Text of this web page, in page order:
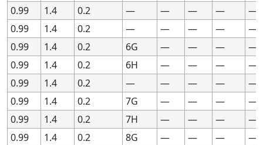
0.99
1.4 0.2 — — — —
—
0.99
1.4 0.2 — — — —
—
0.99
1.4 0.2 6G — — —
—
0.99
1.4 0.2 6H — — —
—
0.99
1.4 0.2 — — — —
—
0.99
1.4 0.2 7G — — —
—
0.99
1.4 0.2 7H — — —
—
0.99
1.4 0.2 8G — — —
—
0.99
1.4 0.2 — — — —
—
0.99
1.4 0.2 — — — —
—
0.99
1.4 0.2 6G — — —
—
0.99
1.4 0.2 6H — — —
—
0.99
1.4 0.2 — — — —
—
0.99
1.4 0.2 7G — — —
—
0.99
1.4 0.2 7H — — —
—
0.99
1.4 0.2 8G — — —
—